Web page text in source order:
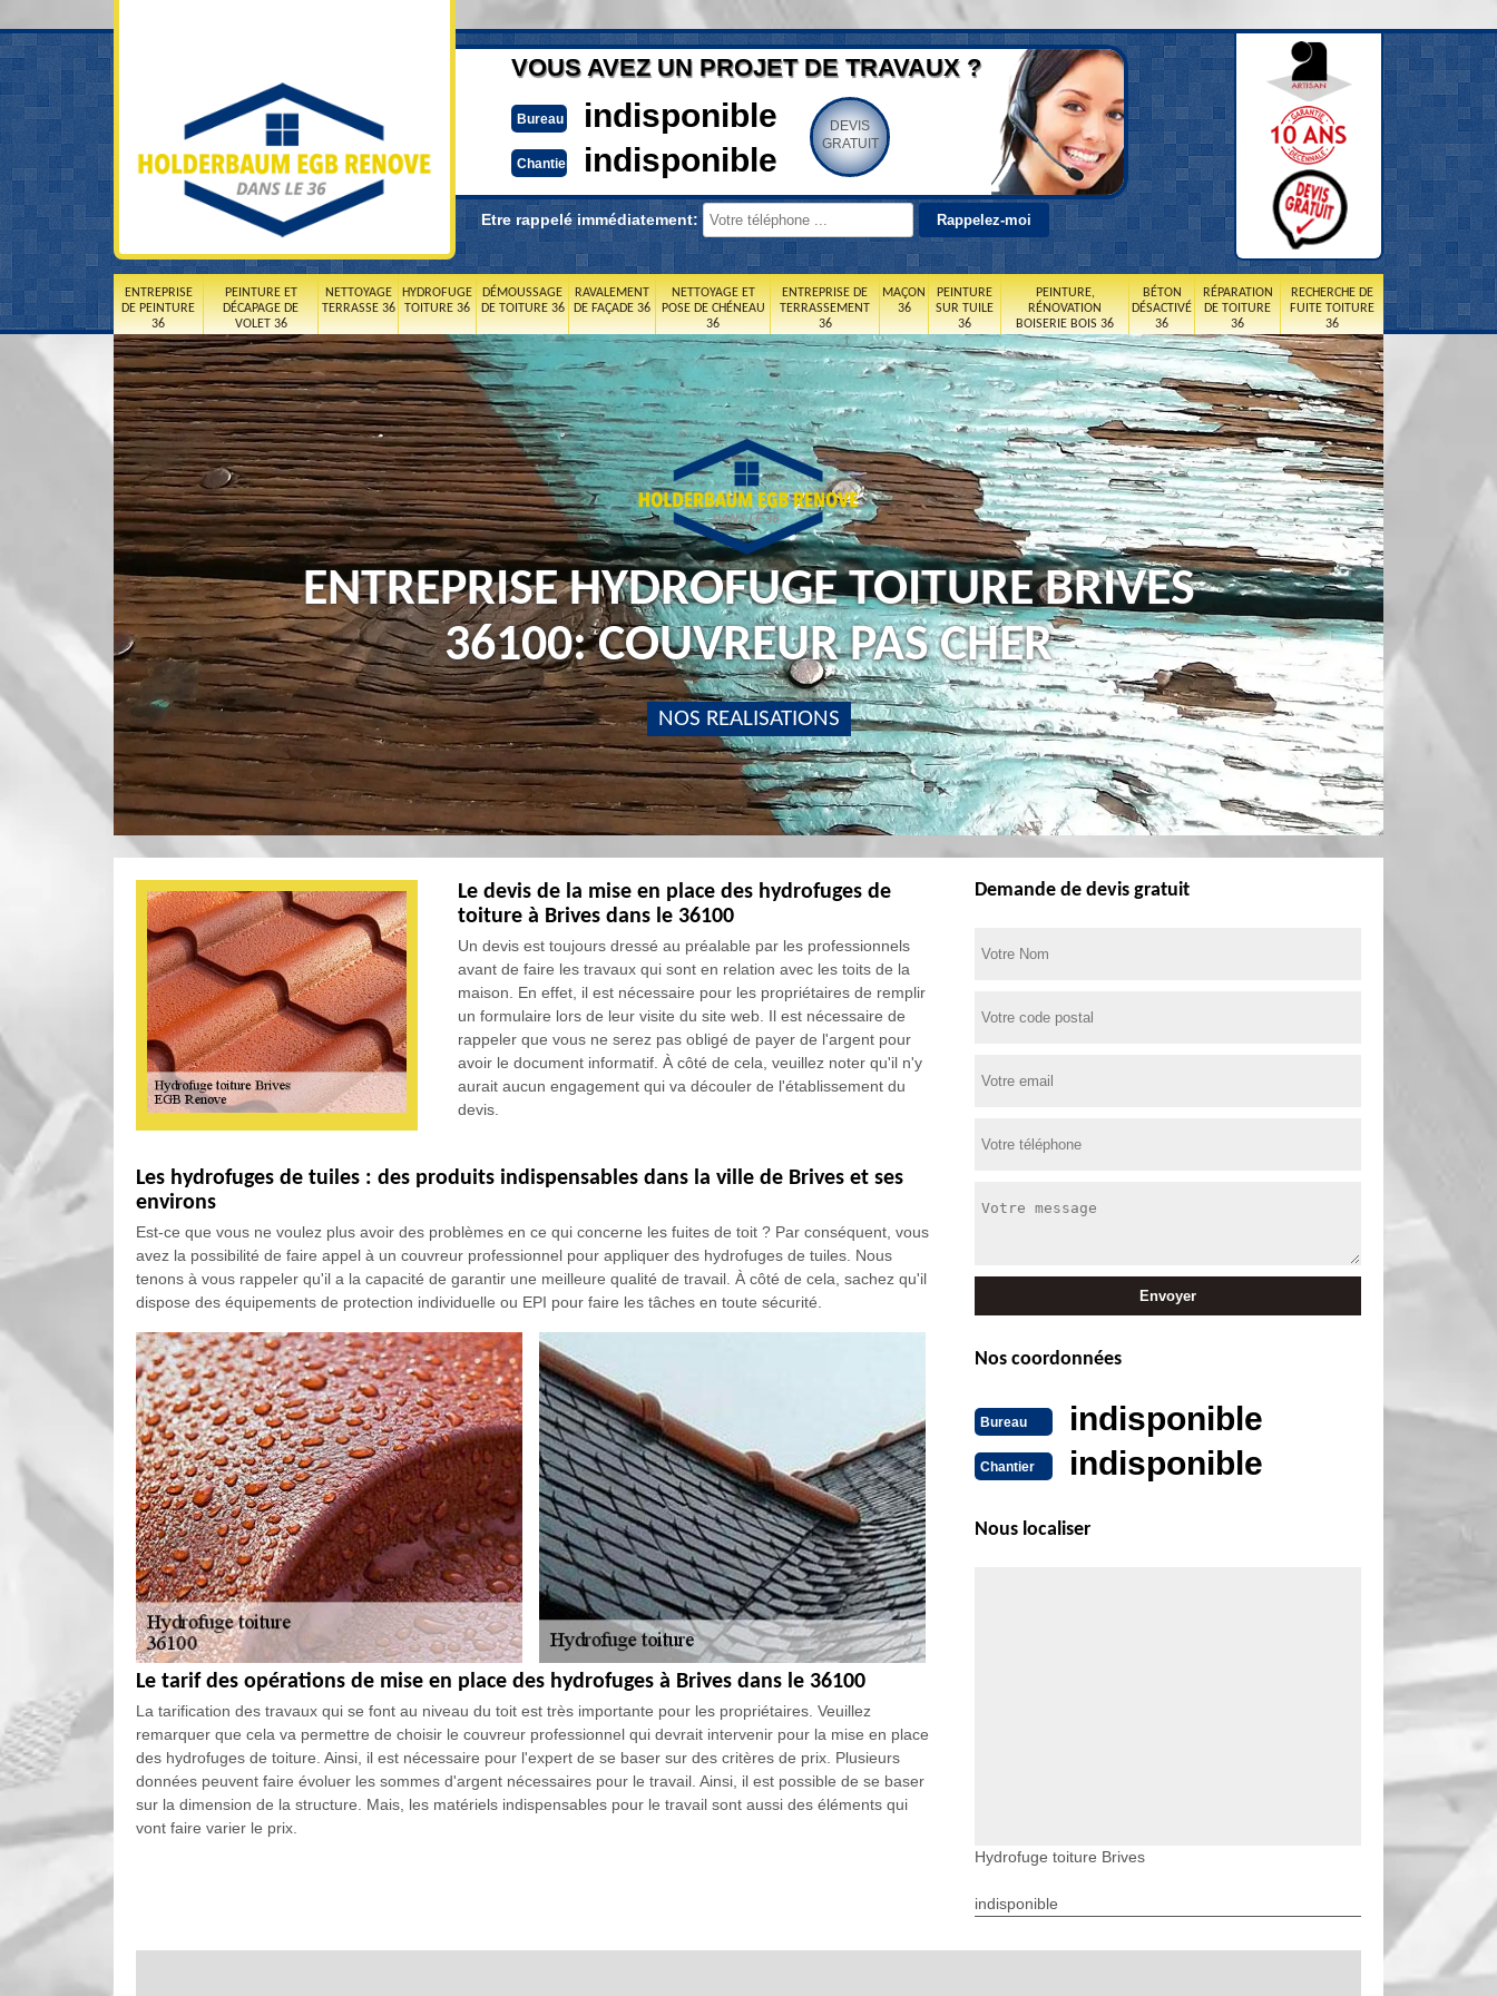
VOUS AVEZ UN PROJET DE TRAVAUX ?
Bureau indisponible
Chantier indisponible
DEVIS
GRATUIT
Etre rappelé immédiatement:
ENTREPRISE
DE PEINTURE
36
PEINTURE ET
DÉCAPAGE DE
VOLET 36
NETTOYAGE
TERRASSE 36
HYDROFUGE
TOITURE 36
DÉMOUSSAGE
DE TOITURE 36
RAVALEMENT
DE FAÇADE 36
NETTOYAGE ET
POSE DE CHÉNEAU
36
ENTREPRISE DE
TERRASSEMENT
36
MAÇON
36
PEINTURE
SUR TUILE
36
PEINTURE,
RÉNOVATION
BOISERIE BOIS 36
BÉTON
DÉSACTIVÉ
36
RÉPARATION
DE TOITURE
36
RECHERCHE DE
FUITE TOITURE
36
ENTREPRISE HYDROFUGE TOITURE BRIVES
36100: COUVREUR PAS CHER
NOS REALISATIONS
Le devis de la mise en place des hydrofuges de
toiture à Brives dans le 36100
Un devis est toujours dressé au préalable par les professionnels
avant de faire les travaux qui sont en relation avec les toits de la
maison. En effet, il est nécessaire pour les propriétaires de remplir
un formulaire lors de leur visite du site web. Il est nécessaire de
rappeler que vous ne serez pas obligé de payer de l'argent pour
avoir le document informatif. À côté de cela, veuillez noter qu'il n'y
aurait aucun engagement qui va découler de l'établissement du
devis.
Les hydrofuges de tuiles : des produits indispensables dans la ville de Brives et ses
environs
Est-ce que vous ne voulez plus avoir des problèmes en ce qui concerne les fuites de toit ? Par conséquent, vous
avez la possibilité de faire appel à un couvreur professionnel pour appliquer des hydrofuges de tuiles. Nous
tenons à vous rappeler qu'il a la capacité de garantir une meilleure qualité de travail. À côté de cela, sachez qu'il
dispose des équipements de protection individuelle ou EPI pour faire les tâches en toute sécurité.
Le tarif des opérations de mise en place des hydrofuges à Brives dans le 36100
La tarification des travaux qui se font au niveau du toit est très importante pour les propriétaires. Veuillez
remarquer que cela va permettre de choisir le couvreur professionnel qui devrait intervenir pour la mise en place
des hydrofuges de toiture. Ainsi, il est nécessaire pour l'expert de se baser sur des critères de prix. Plusieurs
données peuvent faire évoluer les sommes d'argent nécessaires pour le travail. Ainsi, il est possible de se baser
sur la dimension de la structure. Mais, les matériels indispensables pour le travail sont aussi des éléments qui
vont faire varier le prix.
Demande de devis gratuit
Nos coordonnées
Bureau indisponible
Chantier indisponible
Nous localiser
Hydrofuge toiture Brives
indisponible